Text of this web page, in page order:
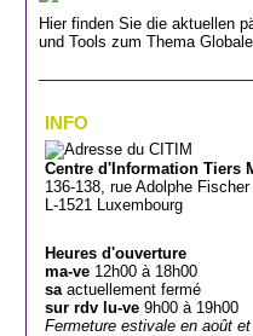
Hier finden Sie die aktuellen
und Tools zum Thema
INFO
Centre d'Information Tiers
136-138, rue Adolphe Fischer
L-1521 Luxembourg
Heures d'ouverture
ma-ve 12h00 à 18h00
saactuellement fermé
sur rdv lu-ve 9h00 à 19h00
Fermeture estivale en août